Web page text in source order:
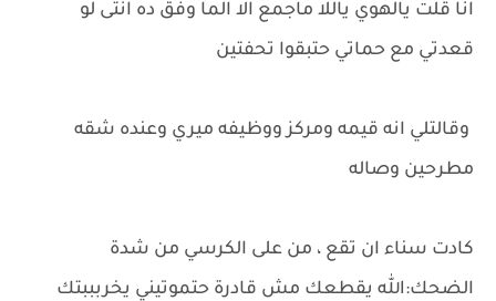
انا قلت يالهوي ياللا ماجمع الا الما وفق ده انتى لو
قعدتي مع حماتي حتبقوا تحفتين
وقالتلي انه قيمه ومركز ووظيفه ميري وعنده شقه
مطرحين وصاله
كادت سناء ان تقع ، من على الكرسي من شدة
الضحك:الله يقطعك مش قادرة حتموتيني يخربببتك